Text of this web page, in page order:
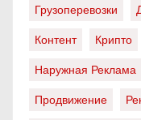
Грузоперевозки
Контент
Крипто
Наружная Реклама
Продвижение